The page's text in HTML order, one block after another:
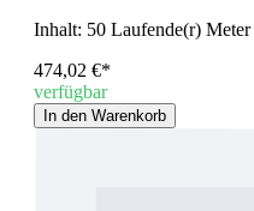
Inhalt: 50 Laufende(r) Meter
474,02 €*
verfügbar
In den Warenkorb